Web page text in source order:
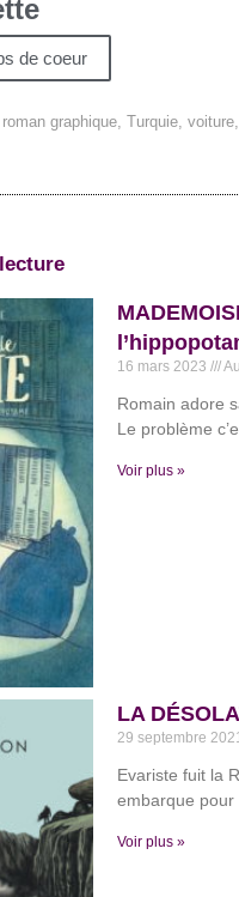
de coeur
roman graphique, Turquie, voiture,
16 mars 2023
Romain adore
Le problème
Voir plus »
LA
29 septembre 2021
Evariste fuit la
embarque pour
Voir plus »